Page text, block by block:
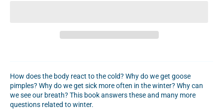
How does the body react to the cold? Why do we get goose
pimples? Why do we get sick more often in the winter? Why can
we see our breath? This book answers these and many more
questions related to winter.